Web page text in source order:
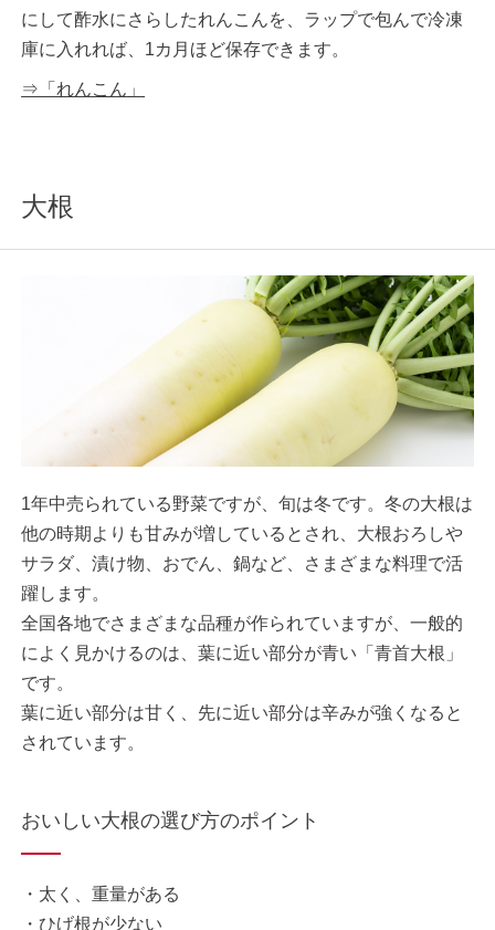
にして酢水にさらしたれんこんを、ラップで包んで冷凍
庫に入れれば、1カ月ほど保存できます。
⇒「れんこん」
大根
1年中売られている野菜ですが、旬は冬です。冬の大根は
他の時期よりも甘みが増しているとされ、大根おろしや
サラダ、漬け物、おでん、鍋など、さまざまな料理で活
躍します。
全国各地でさまざまな品種が作られていますが、一般的
によく見かけるのは、葉に近い部分が青い「青首大根」
です。
葉に近い部分は甘く、先に近い部分は辛みが強くなると
されています。
おいしい大根の選び方のポイント
・太く、重量がある
・ひげ根が少ない